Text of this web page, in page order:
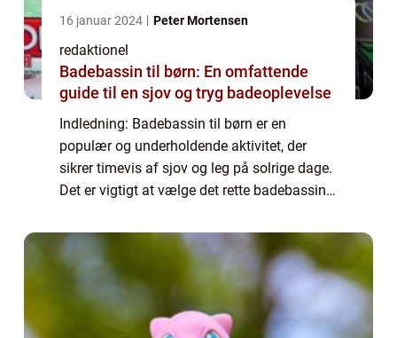
16 januar 2024 Peter Mortensen
redaktionel
Badebassin til børn: En omfattende
guide til en sjov og tryg badeoplevelse
Indledning: Badebassin til børn er en
populær og underholdende aktivitet, der
sikrer timevis af sjov og leg på solrige dage.
Det er vigtigt at vælge det rette badebassin
og maksimal nydelse. I denne art...